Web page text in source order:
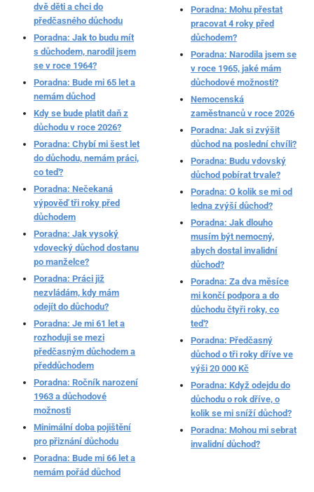
dvě děti a chci do
předčasného důchodu
Poradna: Jak to budu mít
s důchodem, narodil jsem
se v roce 1964?
Poradna: Bude mi 65 let a
nemám důchod
Kdy se bude platit daň z
důchodu v roce 2026?
Poradna: Chybí mi šest let
do důchodu, nemám práci,
co teď?
Poradna: Nečekaná
výpověď tři roky před
důchodem
Poradna: Jak vysoký
vdovecký důchod dostanu
po manželce?
Poradna: Práci již
nezvládám, kdy mám
odejít do důchodu?
Poradna: Je mi 61 let a
rozhoduji se mezi
předčasným důchodem a
předdůchodem
Poradna: Ročník narození
1963 a důchodové
možnosti
Minimální doba pojištění
pro přiznání důchodu
Poradna: Bude mi 66 let a
nemám pořád důchod
Poradna: Mohu přestat
pracovat 4 roky před
důchodem?
Poradna: Narodila jsem se
v roce 1965, jaké mám
důchodové možnosti?
Nemocenská
zaměstnanců v roce 2026
Poradna: Jak si zvýšit
důchod na poslední chvíli?
Poradna: Budu vdovský
důchod pobírat trvale?
Poradna: O kolik se mi od
ledna zvýší důchod?
Poradna: Jak dlouho
musím být nemocný,
abych dostal invalidní
důchod?
Poradna: Za dva měsíce
mi končí podpora a do
důchodu čtyři roky, co
teď?
Poradna: Předčasný
důchod o tři roky dříve ve
výši 20 000 Kč
Poradna: Když odejdu do
důchodu o rok dříve, o
kolik se mi sníží důchod?
Poradna: Mohou mi sebrat
invalidní důchod?